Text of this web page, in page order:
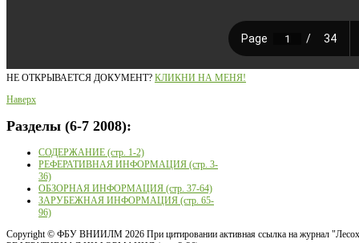
НЕ ОТКРЫВАЕТСЯ ДОКУМЕНТ? КЛИКНИ НА МЕНЯ!
Наверх
Разделы (6-7 2008):
СОДЕРЖАНИЕ (стр. 1-2)
РЕФЕРАТИВНАЯ ИНФОРМАЦИЯ (стр. 3-
36)
ОБЗОРНАЯ ИНФОРМАЦИЯ (стр. 37-64)
ЗАРУБЕЖНАЯ ИНФОРМАЦИЯ (стр. 65-
96)
Copyright © ФБУ ВНИИЛМ 2026 При цитировании активная ссылка на журнал